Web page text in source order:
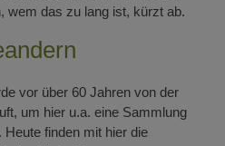
wem das zu lang ist, kürzt ab.
vor über 60 Jahren von der
um hier u.a. eine Sammlung
finden mit hier die